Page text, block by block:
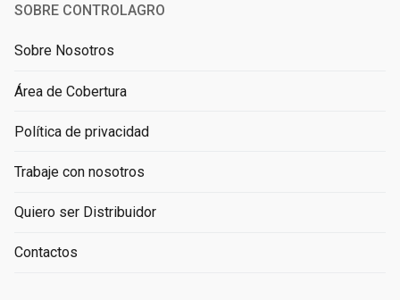
SOBRE CONTROLAGRO
Sobre Nosotros
Área de Cobertura
Política de privacidad
Trabaje con nosotros
Quiero ser Distribuidor
Contactos